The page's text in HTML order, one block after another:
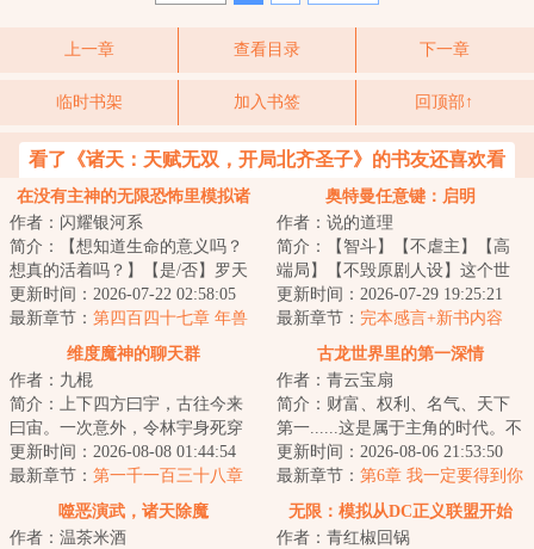
上一章 查看目录 下一章
临时书架 加入书签 回顶部↑
看了《诸天：天赋无双，开局北齐圣子》的书友还喜欢看
在没有主神的无限恐怖里模拟诸
天
作者：闪耀银河系
简介：【想知道生命的意义吗？
想真的活着吗？】【是/否】罗天
点下了是。“然后呢？”“然后我的
存款就被...
更新时间：2026-07-22 02:58:05
最新章节： 第四百四十七章 年兽
奥特曼任意键：启明
作者：说的道理
简介：【智斗】【不虐主】【高
端局】【不毁原剧人设】这个世
界，防卫队由各种重量级成员构
成:总监城府深...
更新时间：2026-07-29 19:25:21
最新章节： 完本感言+新书内容
+推一本万订骑士文《谁让他当假
面骑士的！》
维度魔神的聊天群
作者：九棍
简介：上下四方曰宇，古往今来
曰宙。一次意外，令林宇身死穿
越，但在穿越途中，他又意外撞
上了一个刚刚孕...
更新时间：2026-08-08 01:44:54
最新章节： 第一千一百三十八章
长安来了个活神仙（二合一）
古龙世界里的第一深情
作者：青云宝扇
简介：财富、权利、名气、天下
第一......这是属于主角的时代。不
过对方云华来说，他更喜欢坐看
主角翻雨覆...
更新时间：2026-08-06 21:53:50
最新章节： 第6章 我一定要得到你
噬恶演武，诸天除魔
作者：温茶米酒
无限：模拟从DC正义联盟开始
作者：青红椒回锅